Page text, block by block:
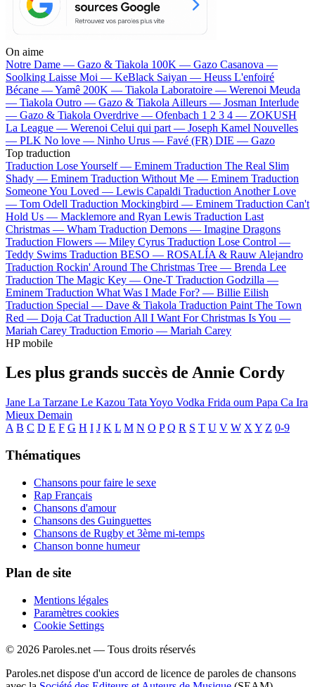
On aime
Notre Dame — Gazo & Tiakola 100K — Gazo Casanova —
Soolking Laisse Moi — KeBlack Saiyan — Heuss L'enfoiré
Bécane —Yamê 200K — Tiakola Laboratoire — Werenoi Meuda
— Tiakola Outro — Gazo & Tiakola Ailleurs — Josman Interlude
— Gazo & Tiakola Overdrive — Ofenbach 1 2 3 4 — ZOKUSH
La League — Werenoi Celui qui part — Joseph Kamel Nouvelles
— PLK No love — Ninho Urus — Favé (FR) DIE — Gazo
Top traduction
Traduction Lose Yourself — Eminem Traduction The Real Slim
Shady — Eminem Traduction Without Me — Eminem Traduction
Someone You Loved — Lewis Capaldi Traduction Another Love
— Tom Odell Traduction Mockingbird — Eminem Traduction Can't
Hold Us — Macklemore and Ryan Lewis Traduction Last
Christmas — Wham Traduction Demons — Imagine Dragons
Traduction Flowers — Miley Cyrus Traduction Lose Control —
Teddy Swims Traduction BESO — ROSALÍA & Rauw Alejandro
Traduction Rockin' Around The Christmas Tree — Brenda Lee
Traduction The Magic Key — One-T Traduction Godzilla —
Eminem Traduction What Was I Made For? — Billie Eilish
Traduction Special — Dave & Tiakola Traduction Paint The Town
Red — Doja Cat Traduction All I Want For Christmas Is You —
Mariah Carey Traduction Emorio — Mariah Carey
HP mobile
Les plus grands succès de Annie Cordy
Jane La Tarzane Le Kazou Tata Yoyo Vodka Frida oum Papa Ca Ira
Mieux Demain
A B C D E F G H I J K L M N O P Q R S T U V W X Y Z 0-9
Thématiques
Chansons pour faire le sexe
Rap Français
Chansons d'amour
Chansons des Guinguettes
Chansons de Rugby et 3ème mi-temps
Chanson bonne humeur
Plan de site
Mentions légales
Paramètres cookies
Cookie Settings
© 2026 Paroles.net — Tous droits réservés
Paroles.net dispose d'un accord de licence de paroles de chansons